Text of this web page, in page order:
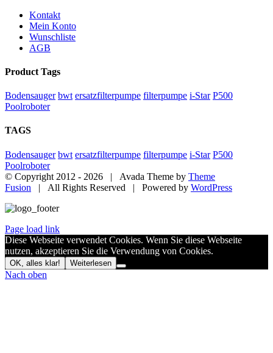
Kontakt
Mein Konto
Wunschliste
AGB
Product Tags
Bodensauger bwt ersatzfilterpumpe filterpumpe i-Star P500
Poolroboter
TAGS
Bodensauger bwt ersatzfilterpumpe filterpumpe i-Star P500
Poolroboter
© Copyright 2012 - 2026 | Avada Theme by Theme
Fusion | All Rights Reserved | Powered by WordPress
Page load link
Diese Webseite verwendet Cookies. Wenn Sie diese Webseite
nutzen, akzeptieren Sie die Verwendung von Cookies.
OK, alles klar! Weiterlesen
Nach oben